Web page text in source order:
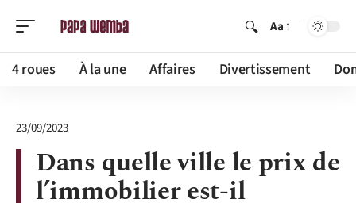
Aa
4 roues À la une Affaires Divertissement
23/09/2023
Dans quelle ville le prix de
l’immobilier est-il